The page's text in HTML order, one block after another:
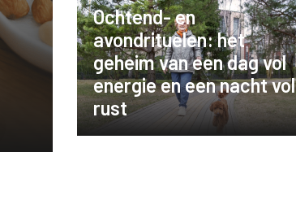
Ochtend- en
avondrituelen: het
geheim van een dag vol
energie en een nacht vol
rust